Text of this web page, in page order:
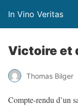
In Vino Veritas
Victoire et
Thomas Bilger
Compte-rendu d’un